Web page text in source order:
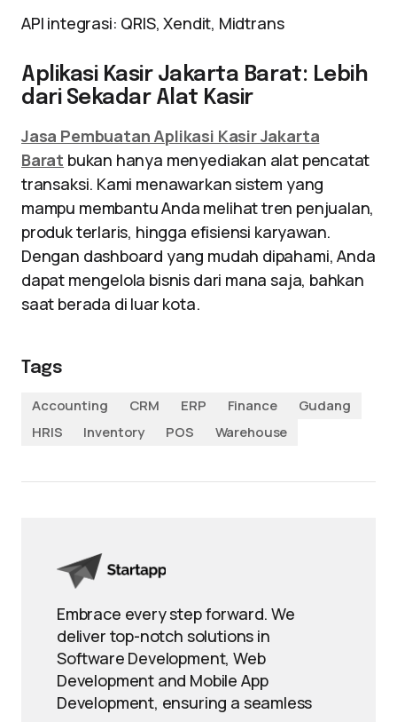
API integrasi: QRIS, Xendit, Midtrans
Aplikasi Kasir Jakarta Barat: Lebih
dari Sekadar Alat Kasir
Jasa Pembuatan Aplikasi Kasir Jakarta
Barat bukan hanya menyediakan alat pencatat
transaksi. Kami menawarkan sistem yang
mampu membantu Anda melihat tren penjualan,
produk terlaris, hingga efisiensi karyawan.
Dengan dashboard yang mudah dipahami, Anda
dapat mengelola bisnis dari mana saja, bahkan
saat berada di luar kota.
Tags
Accounting
CRM ERP Finance
Gudang
HRIS
Inventory POS Warehouse
Embrace every step forward. We
deliver top-notch solutions in
Software Development, Web
Development and Mobile App
Development, ensuring a seamless